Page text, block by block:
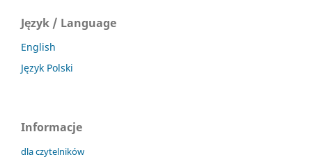
Język / Language
English
Język Polski
Informacje
dla czytelników